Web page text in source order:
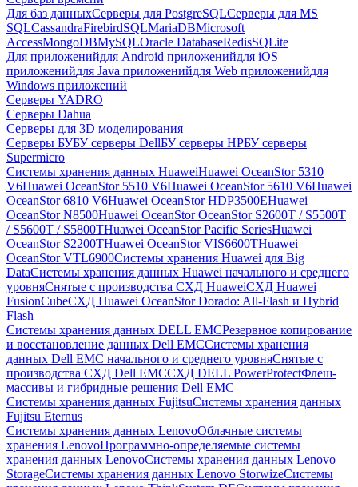
Для баз данныхСерверы для PostgreSQLСерверы для MS
SQLCassandraFirebirdSQLMariaDBMicrosoft
AccessMongoDBMySQLOracle DatabaseRedisSQLite
Для приложенийдля Android приложенийдля iOS
приложенийдля Java приложенийдля Web приложенийдля
Windows приложений
Серверы YADRO
Серверы Dahua
Серверы для 3D моделирования
Серверы БУБУ серверы DellБУ серверы HPБУ серверы
Supermicro
Системы хранения данных HuaweiHuawei OceanStor 5310
V6Huawei OceanStor 5510 V6Huawei OceanStor 5610 V6Huawei
OceanStor 6810 V6Huawei OceanStor HDP3500EHuawei
OceanStor N8500Huawei OceanStor OceanStor S2600T / S5500T
/ S5600T / S5800THuawei OceanStor Pacific SeriesHuawei
OceanStor S2200THuawei OceanStor VIS6600THuawei
OceanStor VTL6900Системы хранения Huawei для Big
DataСистемы хранения данных Huawei начального и среднего
уровняСнятые с производства СХД HuaweiСХД Huawei
FusionCubeСХД Huawei OceanStor Dorado: All-Flash и Hybrid
Flash
Системы хранения данных DELL EMCРезервное копирование
и восстановление данных Dell EMCСистемы хранения
данных Dell EMC начального и среднего уровняСнятые с
производства СХД Dell EMCСХД DELL PowerProtectФлеш-
массивы и гибридные решения Dell EMC
Системы хранения данных FujitsuСистемы хранения данных
Fujitsu Eternus
Системы хранения данных LenovoОблачные системы
хранения LenovoПрограммно-определяемые системы
хранения данных LenovoСистемы хранения данных Lenovo
StorageСистемы хранения данных Lenovo StorwizeСистемы